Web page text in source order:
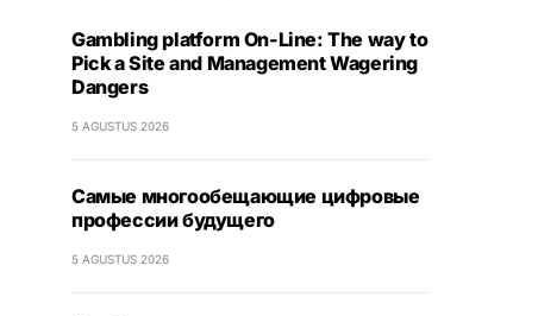
Gambling platform On-Line: The way to
Pick a Site and Management Wagering
Dangers
5 AGUSTUS 2026
Самые многообещающие цифровые
профессии будущего
5 AGUSTUS 2026